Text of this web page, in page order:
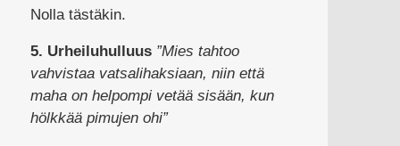
Nolla tästäkin.
5. Urheiluhulluus”Mies tahtoo
vahvistaa vatsalihaksiaan, niin että
maha on helpompi vetää sisään, kun
hölkkää pimujen ohi”